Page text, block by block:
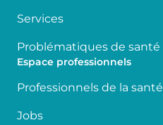
Services
Problématiques de santé
Espace professionnels
Professionnels de la santé
Jobs